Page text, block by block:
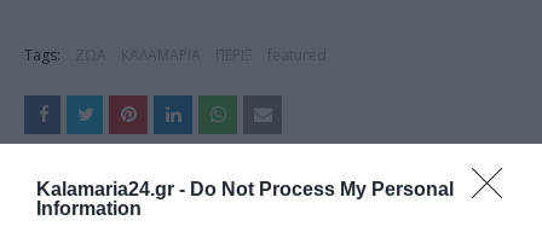
Kalamaria24.gr - Do Not Process My Personal
Information
Tags:
ΔΗΜΟΣΊΕΥΣΗ ΣΧΟΛΊΟΥ